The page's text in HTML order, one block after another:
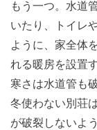
もう一つ。水道
いたり、トイレ
ように、家全体
れる暖房を設置
寒さは水道管も
冬使わない別荘
が破裂しないよ